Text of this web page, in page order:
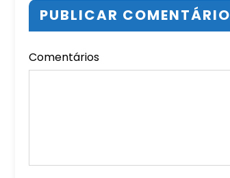
PUBLICAR COMENTÁRIO
Comentários